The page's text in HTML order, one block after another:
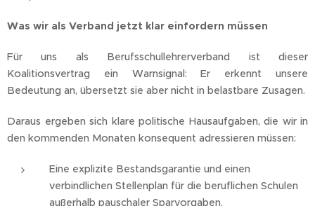
Was wir als Verband jetzt klar einfordern müssen
Für uns als Berufsschullehrerverband ist dieser
Koalitionsvertrag ein Warnsignal: Er erkennt unsere
Bedeutung an, übersetzt sie aber nicht in belastbare Zusagen.
Daraus ergeben sich klare politische Hausaufgaben, die wir in
den kommenden Monaten konsequent adressieren müssen:
Eine explizite Bestandsgarantie und einen
verbindlichen Stellenplan für die beruflichen Schulen
außerhalb pauschaler Sparvorgaben.